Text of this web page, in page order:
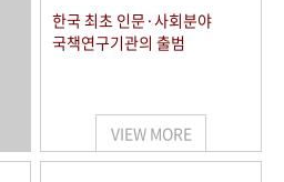
연구 역사
연구자들
행정박물 영상 기록물
한국 최초 인문·사회분야
국책연구기관의 출범
VIEW MORE